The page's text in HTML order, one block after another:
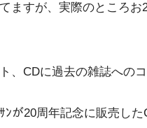
ますが、実際のところ
、CDに過去の雑誌への
ﾝが20周年記念に販売し